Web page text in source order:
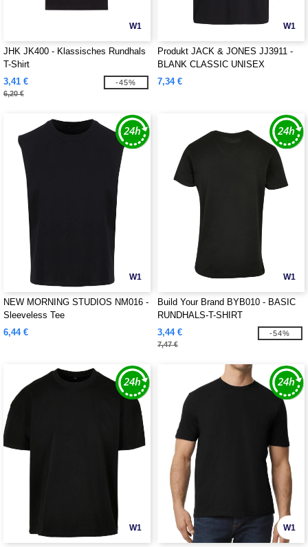
W1
JHK JK400 - Klassisches Rundhals
T-Shirt
3,41 €
6,20 €
-45%
W1
Produkt JACK & JONES JJ3911 -
BLANK CLASSIC UNISEX
OVERSIZED TEE SS
7,34 €
W1
NEW MORNING STUDIOS NM016 -
Sleeveless Tee
6,44 €
W1
Build Your Brand BYB010 - BASIC
RUNDHALS-T-SHIRT
3,44 €
7,47 €
-54%
W1 W1